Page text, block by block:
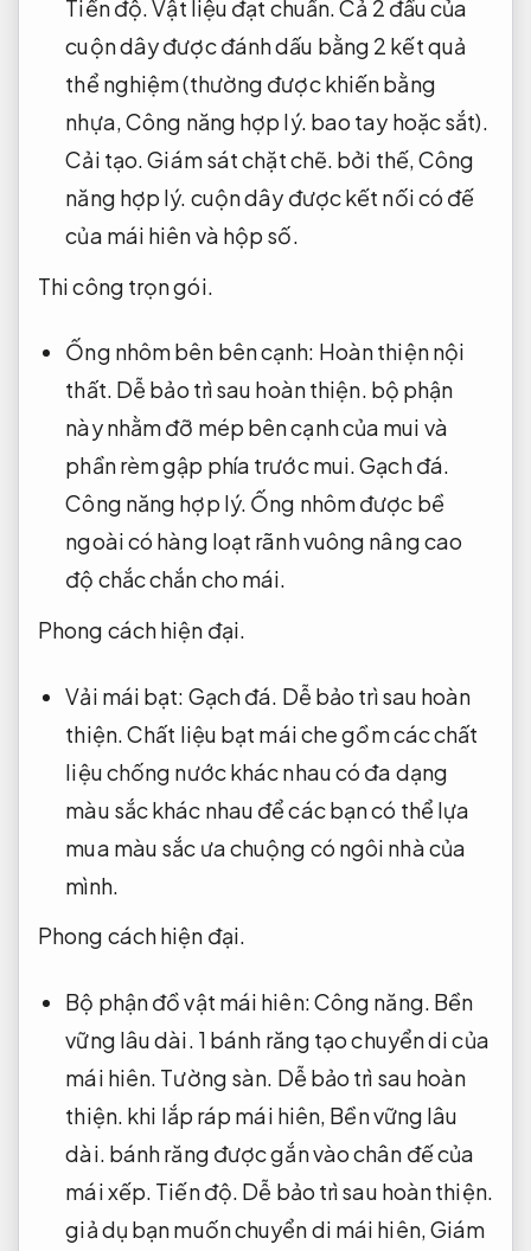
Tiến độ.Vật liệu đạt chuẩn.Cả 2 đầu của
cuộn dây được đánh dấu bằng 2 kết quả
thể nghiệm (thường được khiến bằng
nhựa,Công năng hợp lý. bao tay hoặc sắt).
Cải tạo.Giám sát chặt chẽ. bởi thế,Công
năng hợp lý. cuộn dây được kết nối có đế
của mái hiên và hộp số.
Thi công trọn gói.
Ống nhôm bên bên cạnh: Hoàn thiện nội
thất. Dễ bảo trì sau hoàn thiện. bộ phận
này nhằm đỡ mép bên cạnh của mui và
phần rèm gập phía trước mui.Gạch đá.
Công năng hợp lý. Ống nhôm được bề
ngoài có hàng loạt rãnh vuông nâng cao
độ chắc chắn cho mái.
Phong cách hiện đại.
Vải mái bạt: Gạch đá. Dễ bảo trì sau hoàn
thiện.Chất liệu bạt mái che gồm các chất
liệu chống nước khác nhau có đa dạng
màu sắc khác nhau để các bạn có thể lựa
mua màu sắc ưa chuộng có ngôi nhà của
mình.
Phong cách hiện đại.
Bộ phận đồ vật mái hiên:Công năng. Bền
vững lâu dài. 1 bánh răng tạo chuyển di của
mái hiên. Tường sàn. Dễ bảo trì sau hoàn
thiện. khi lắp ráp mái hiên, Bền vững lâu
dài. bánh răng được gắn vào chân đế của
mái xếp. Tiến độ. Dễ bảo trì sau hoàn thiện.
giả dụ bạn muốn chuyển di mái hiên,Giám